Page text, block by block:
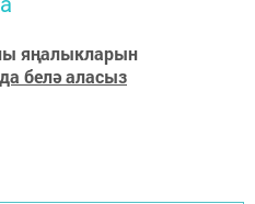
яңалыкларын
да белә аласыз